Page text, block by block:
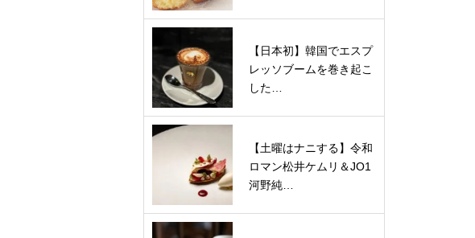
【日本初】韓国でエスプ
レッソブームを巻き起こ
した…
【土曜はナニする】令和
ロマン松井ケムリ＆JO1
河野純…